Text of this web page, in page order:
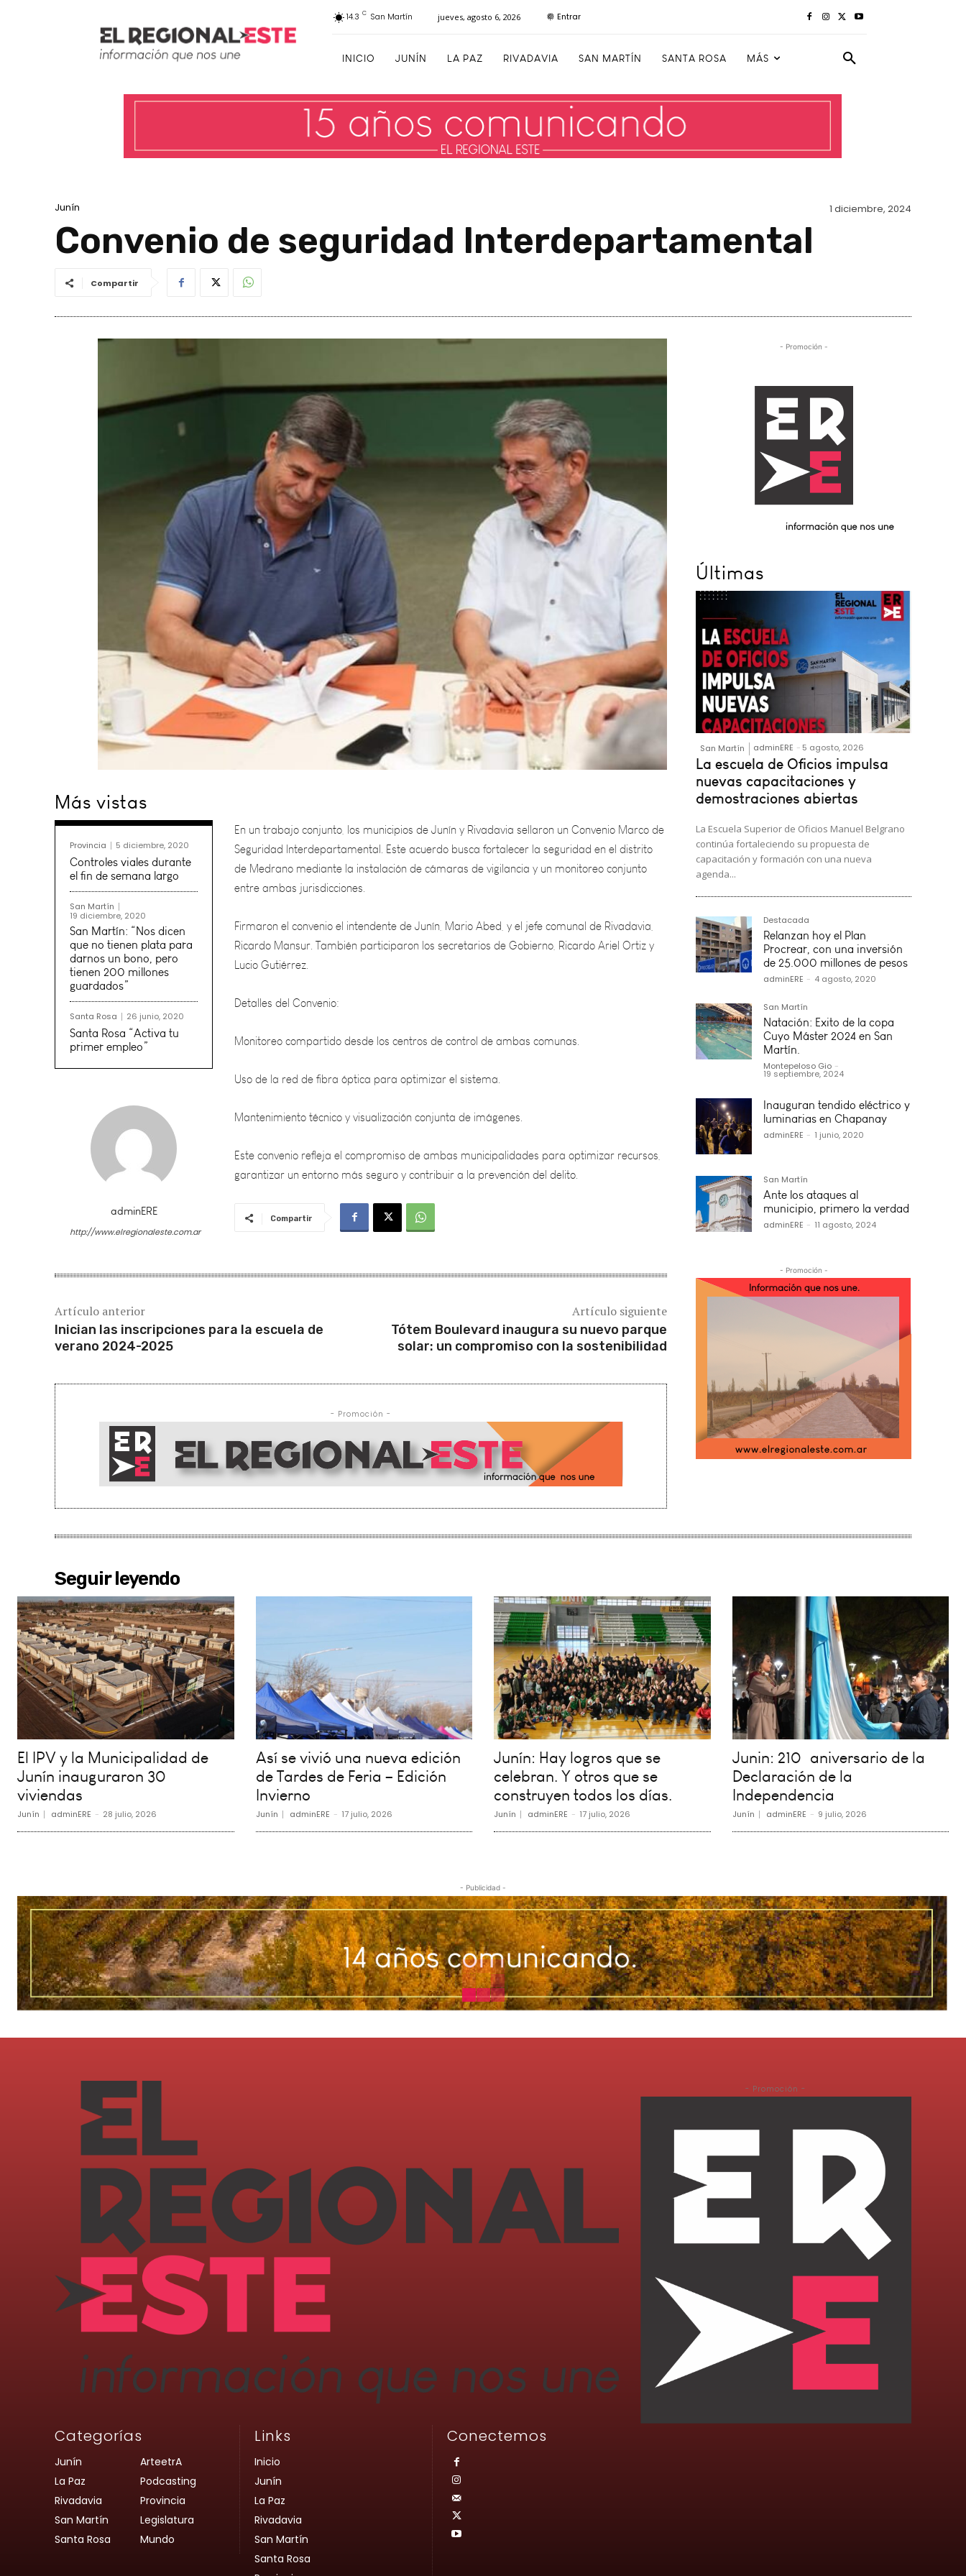
14.3 C San Martín jueves, agosto 6, 2026 Entrar
INICIO JUNÍN LA PAZ RIVADAVIA SAN MARTÍN SANTA ROSA MÁS
Junín 1 diciembre, 2024
Convenio de seguridad Interdepartamental
Compartir
Más vistas
Provincia 5 diciembre, 2020
Controles viales durante
el fin de semana largo
San Martín
19 diciembre, 2020
San Martín: “Nos dicen
que no tienen plata para
darnos un bono, pero
tienen 200 millones
guardados”
Santa Rosa 26 junio, 2020
Santa Rosa “Activa tu
primer empleo”
adminERE
http://www.elregionaleste.com.ar
Seguridad Interdepartamental. Este acuerdo busca fortalecer la seguridad en el distrito
de Medrano mediante la instalación de cámaras de vigilancia y un monitoreo conjunto
entre ambas jurisdicciones.
Firmaron el convenio el intendente de Junín, Mario Abed, y el jefe comunal de Rivadavia,
Ricardo Mansur. También participaron los secretarios de Gobierno, Ricardo Ariel Ortiz y
Lucio Gutiérrez.
Detalles del Convenio:
Monitoreo compartido desde los centros de control de ambas comunas.
Uso de la red de fibra óptica para optimizar el sistema.
Mantenimiento técnico y visualización conjunta de imágenes.
Este convenio refleja el compromiso de ambas municipalidades para optimizar recursos,
garantizar un entorno más seguro y contribuir a la prevención del delito.
Compartir
Artículo anterior
Inician las inscripciones para la escuela de
verano 2024-2025
Artículo siguiente
Tótem Boulevard inaugura su nuevo parque
solar: un compromiso con la sostenibilidad
- Promoción -
- Promoción -
Últimas
San Martín adminERE - 5 agosto, 2026
La escuela de Oficios impulsa
nuevas capacitaciones y
demostraciones abiertas
La Escuela Superior de Oficios Manuel Belgrano
continúa fortaleciendo su propuesta de
capacitación y formación con una nueva
agenda...
Destacada
Relanzan hoy el Plan
Procrear, con una inversión
de 25.000 millones de pesos
adminERE - 4 agosto, 2020
San Martín
Natación: Exito de la copa
Cuyo Máster 2024 en San
Martín.
Montepeloso Gio -
19 septiembre, 2024
Inauguran tendido eléctrico y
luminarias en Chapanay
adminERE - 1 junio, 2020
San Martín
Ante los ataques al
municipio, primero la verdad
adminERE - 11 agosto, 2024
- Promoción -
Seguir leyendo
El IPV y la Municipalidad de
Junín inauguraron 30
viviendas
Junín adminERE - 28 julio, 2026
Así se vivió una nueva edición
de Tardes de Feria – Edición
Invierno
Junín adminERE - 17 julio, 2026
Junín: Hay logros que se
celebran. Y otros que se
construyen todos los días.
Junín adminERE - 17 julio, 2026
Junin: 210º aniversario de la
Declaración de la
Independencia
Junín adminERE - 9 julio, 2026
- Publicidad -
Categorías
Junín
La Paz
Rivadavia
San Martín
Santa Rosa
ArteetrA
Podcasting
Provincia
Legislatura
Mundo
Links
Inicio
Junín
La Paz
Rivadavia
San Martín
Santa Rosa
Conectemos
- Promoción -